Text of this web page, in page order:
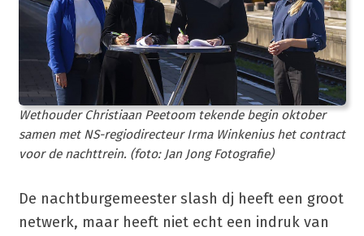
Wethouder Christiaan Peetoom tekende begin oktober
samen met NS-regiodirecteur Irma Winkenius het contract
voor de nachttrein. (foto: Jan Jong Fotografie)
De nachtburgemeester slash dj heeft een groot
netwerk, maar heeft niet echt een indruk van